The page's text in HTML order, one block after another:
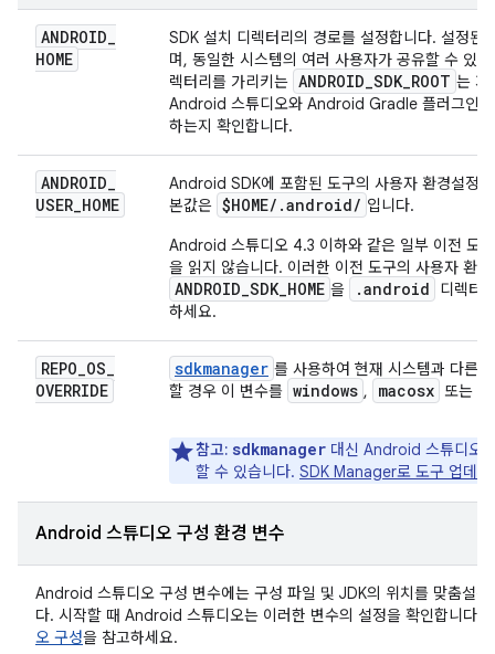
ANDROID_
HOME
SDK 설치 디렉터리의 경로를 설정합니다. 설정된
며, 동일한 시스템의 여러 사용자가 공유할 수 있
렉터리를 가리키는 ANDROID_SDK_ROOT 는 지
Android 스튜디오와 Android Gradle 플러그인에
하는지 확인합니다.
ANDROID_
USER_HOME
Android SDK에 포함된 도구의 사용자 환경설정
본값은 $HOME/ .android/ 입니다.
Android 스튜디오 4.3 이하와 같은 일부 이전 도
을 읽지 않습니다. 이러한 이전 도구의 사용자 환
ANDROID_SDK_HOME 을 .android
디렉터
하세요.
REPO_OS_
OVERRIDE
sdkmanager 를 사용하여 현재 시스템과 다른
할 경우 이 변수를 windows , macosx 또는
참고: sdkmanager 대신 Android 스튜디오
할 수 있습니다. SDK Manager로 도구 업데이
Android 스튜디오 구성 환경 변수
Android 스튜디오 구성 변수에는 구성 파일 및 JDK의 위치를 맞춤설
다. 시작할 때 Android 스튜디오는 이러한 변수의 설정을 확인합니다.
오 구성을 참고하세요.